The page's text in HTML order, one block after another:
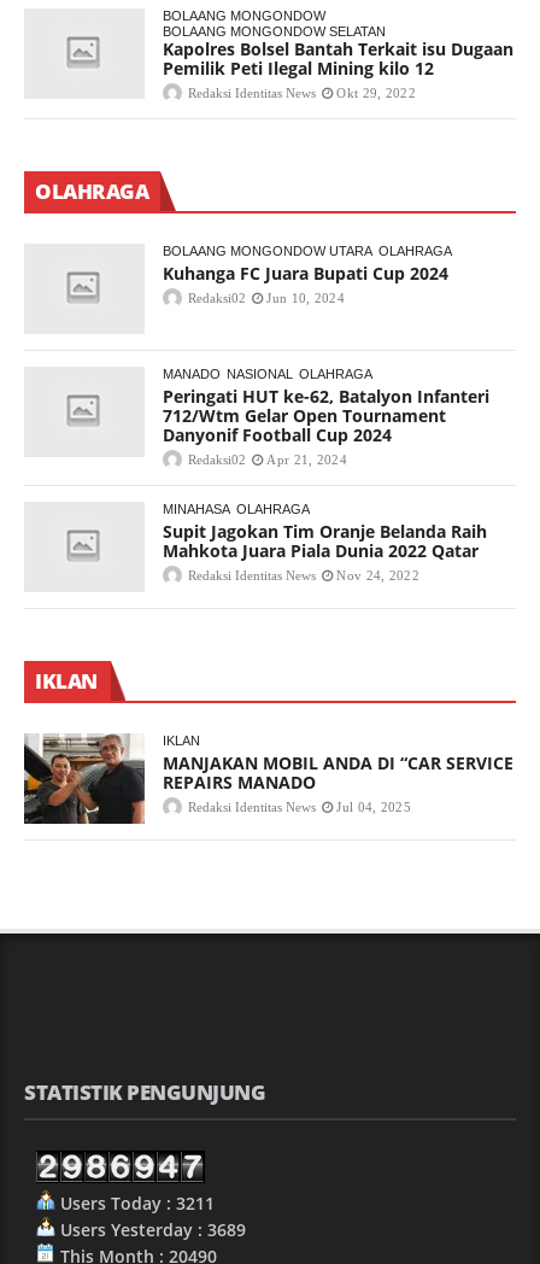
BOLAANG MONGONDOW
BOLAANG MONGONDOW SELATAN
Kapolres Bolsel Bantah Terkait isu Dugaan
Pemilik Peti Ilegal Mining kilo 12
Redaksi Identitas News Okt 29, 2022
OLAHRAGA
BOLAANG MONGONDOW UTARA OLAHRAGA
Kuhanga FC Juara Bupati Cup 2024
Redaksi02 Jun 10, 2024
MANADO NASIONAL OLAHRAGA
Peringati HUT ke-62, Batalyon Infanteri
712/Wtm Gelar Open Tournament
Danyonif Football Cup 2024
Redaksi02 Apr 21, 2024
MINAHASA OLAHRAGA
Supit Jagokan Tim Oranje Belanda Raih
Mahkota Juara Piala Dunia 2022 Qatar
Redaksi Identitas News Nov 24, 2022
IKLAN
IKLAN
MANJAKAN MOBIL ANDA DI “CAR SERVICE
REPAIRS MANADO
Redaksi Identitas News Jul 04, 2025
STATISTIK PENGUNJUNG
Users Today : 3211
Users Yesterday : 3689
This Month : 20490